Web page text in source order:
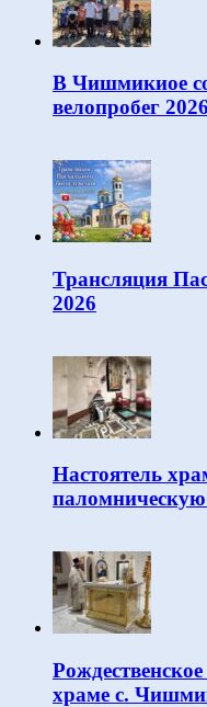
В Чишмикиое
велопробег 2026
Трансляция
2026
Настоятель
храме с.